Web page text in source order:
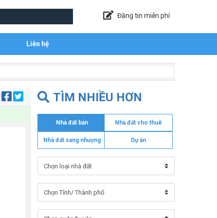
Đăng tin miễn phí
Liên hệ
TÌM NHIỀU HƠN
Nhà đất bán Nhà đất cho thuê
Nhà đất sang nhượng Dự án